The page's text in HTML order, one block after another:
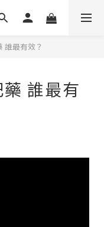
誰最有效？
誰最有